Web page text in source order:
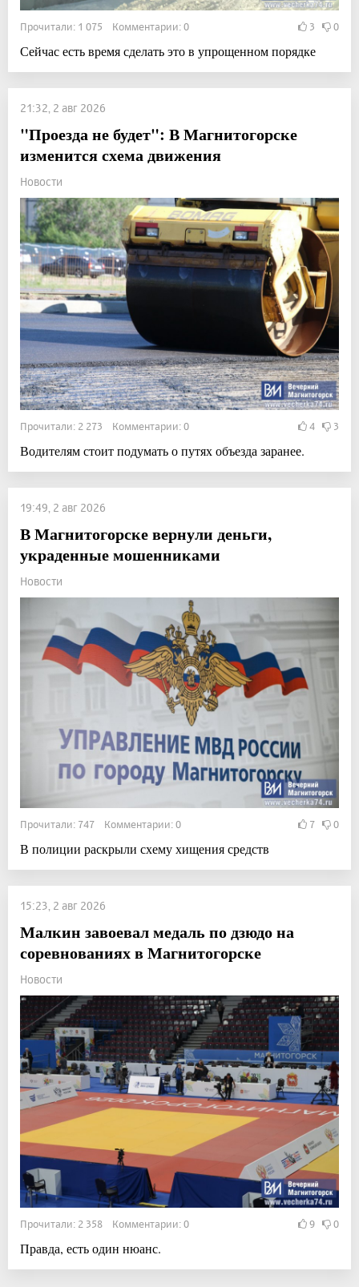
Прочитали: 1 075 Комментарии: 0 3 0
Сейчас есть время сделать это в упрощенном порядке
21:32, 2 авг 2026
"Проезда не будет": В Магнитогорске
изменится схема движения
Новости
Прочитали: 2 273 Комментарии: 0 4 3
Водителям стоит подумать о путях объезда заранее.
19:49, 2 авг 2026
В Магнитогорске вернули деньги,
украденные мошенниками
Новости
Прочитали: 747 Комментарии: 0 7 0
В полиции раскрыли схему хищения средств
15:23, 2 авг 2026
Малкин завоевал медаль по дзюдо на
соревнованиях в Магнитогорске
Новости
Прочитали: 2 358 Комментарии: 0 9 0
Правда, есть один нюанс.